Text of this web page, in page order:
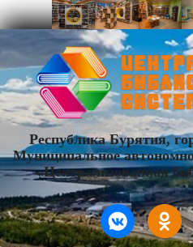
Республика Бурятия,
Муниципальное
«Централизованная